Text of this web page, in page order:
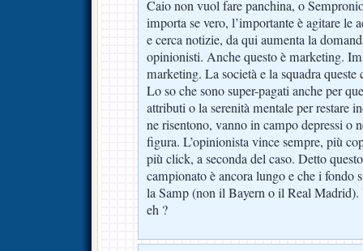
Caio non vuol fare panchina, o
importa se vero, l’importante è agitare le
e cerca notizie, da qui aumenta la
opinionisti. Anche questo è marketing.
marketing. La società e la squadra queste
Lo so che sono super-pagati anche per
attributi o la serenità mentale per restare
ne risentono, vanno in campo depressi o
figura. L’opinionista vince sempre, più
più click, a seconda del caso. Detto
campionato è ancora lungo e che i fondo
la Samp (non il Bayern o il Real
eh ?